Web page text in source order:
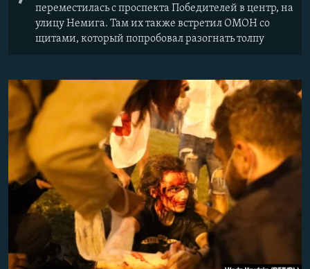
переместилась с проспекта Победителей в центр, на
улицу Немига. Там их также встретил ОМОН со
щитами, который попробовал разогнать толпу